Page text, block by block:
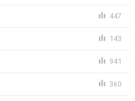
447
143
941
360